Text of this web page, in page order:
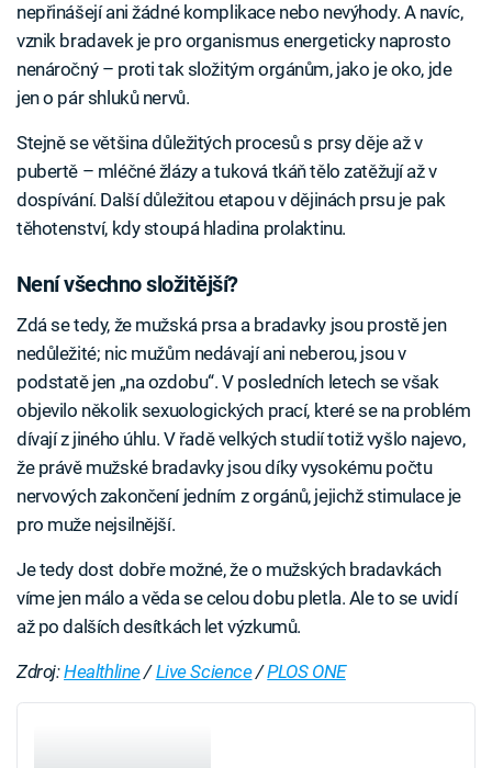
nepřinášejí ani žádné komplikace nebo nevýhody. A navíc,
vznik bradavek je pro organismus energeticky naprosto
nenáročný – proti tak složitým orgánům, jako je oko, jde
jen o pár shluků nervů.
Stejně se většina důležitých procesů s prsy děje až v
pubertě – mléčné žlázy a tuková tkáň tělo zatěžují až v
dospívání. Další důležitou etapou v dějinách prsu je pak
těhotenství, kdy stoupá hladina prolaktinu.
Není všechno složitější?
Zdá se tedy, že mužská prsa a bradavky jsou prostě jen
nedůležité; nic mužům nedávají ani neberou, jsou v
podstatě jen „na ozdobu“. V posledních letech se však
objevilo několik sexuologických prací, které se na problém
dívají z jiného úhlu. V řadě velkých studií totiž vyšlo najevo,
že právě mužské bradavky jsou díky vysokému počtu
nervových zakončení jedním z orgánů, jejichž stimulace je
pro muže nejsilnější.
Je tedy dost dobře možné, že o mužských bradavkách
víme jen málo a věda se celou dobu pletla. Ale to se uvidí
až po dalších desítkách let výzkumů.
Zdroj:Healthline/Live Science/PLOS ONE